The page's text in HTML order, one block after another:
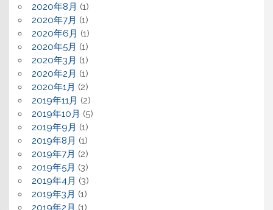
2020年8月 (1)
2020年7月 (1)
2020年6月 (1)
2020年5月 (1)
2020年3月 (1)
2020年2月 (1)
2020年1月 (2)
2019年11月 (2)
2019年10月 (5)
2019年9月 (1)
2019年8月 (1)
2019年7月 (2)
2019年5月 (3)
2019年4月 (3)
2019年3月 (1)
2019年2月 (1)